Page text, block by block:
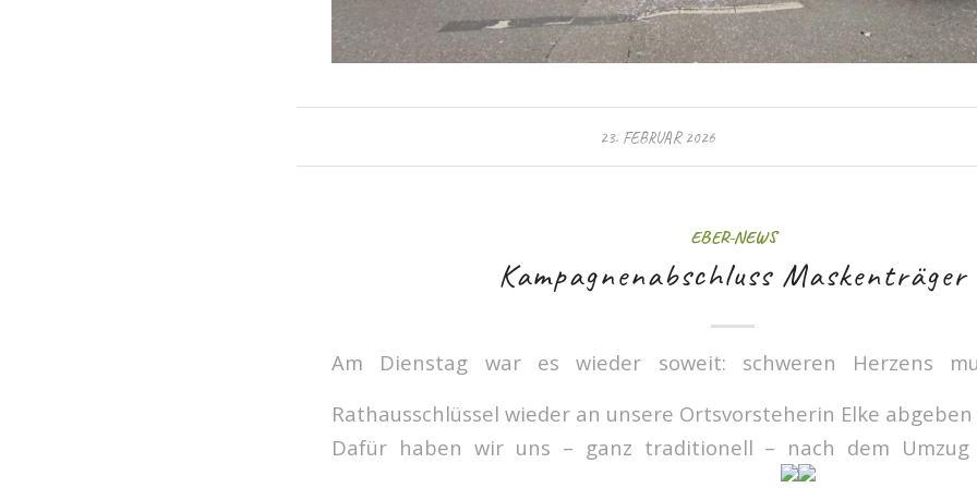
23. FEBRUAR 2026
EBER-NEWS
Kampagnenabschluss Maskenträger
Am Dienstag war es wieder soweit: schweren Herzens
Rathausschlüssel wieder an unsere Ortsvorsteherin Elke abgeben
Dafür haben wir uns – ganz traditionell – nach dem